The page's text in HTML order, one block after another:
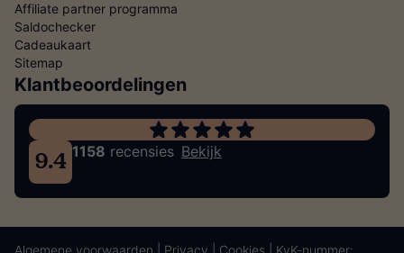
Affiliate partner programma
Saldochecker
Cadeaukaart
Sitemap
Klantbeoordelingen
9.4 1158 recensies Bekijk